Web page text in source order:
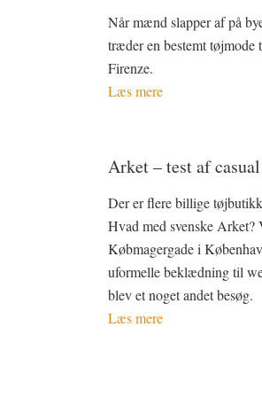
Når mænd slapper af på
træder en bestemt
Firenze.
Læs mere
Arket – test af
Der er flere billige
Hvad med svenske Arket?
Købmagergade i
uformelle beklædning til
blev et noget andet besøg.
Læs mere